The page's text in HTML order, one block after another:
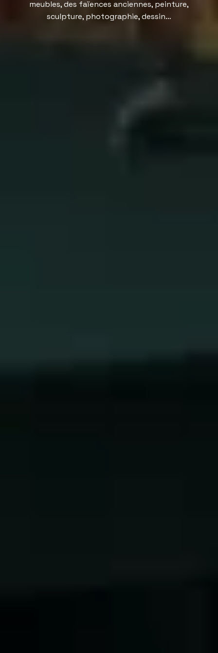
meubles, des faïences anciennes, peinture,
sculpture, photographie, dessin…